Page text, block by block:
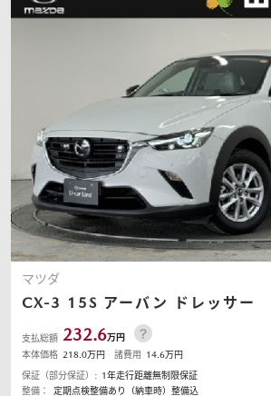
マツダ
CX-3 15S アーバン ドレッサー
支払総額 232.6万円
本体価格 218.0万円 諸費用 14.6万円
保証（部分保証）: 1年走行距離無制限保証
整備：
定期点検整備あり（納車時）整備込